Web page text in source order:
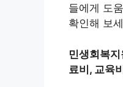
들에게 도
확인해 보
민생회복
료비, 교육